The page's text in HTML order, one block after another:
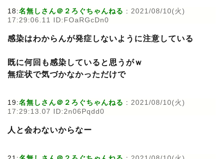
18:名無しさん＠２ろぐちゃんねる : 2021/08/10(火)
17:29:06.11 ID:FOaRGcDn0
感染はわからんが発症しないように注意している
既に何回も感染していると思うがｗ
無症状で気づかなかっただけで
19:名無しさん＠２ろぐちゃんねる : 2021/08/10(火)
17:29:13.07 ID:2n06Pqdd0
人と会わないからなー